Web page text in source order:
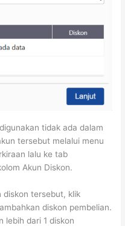
tidak ada dalam
tersebut melalui menu
lalu ke tab
Akun Diskon.
diskon tersebut, klik
diskon pembelian.
lebih dari 1 diskon